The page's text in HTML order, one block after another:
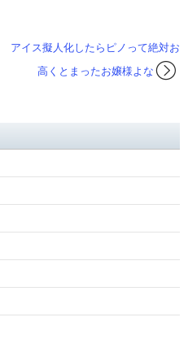
アイス擬人化したらピノって絶対お
高くとまったお嬢様よな